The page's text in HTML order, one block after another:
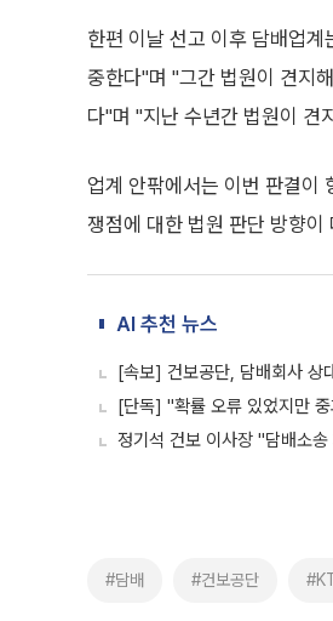
한편 이날 선고 이후 담배업
중한다"며 "그간 법원이 견지
다"며 "지난 수년간 법원이 견
업계 안팎에서는 이번 판결이
쟁점에 대한 법원 판단 방향
AI 추천 뉴스
[속보] 건보공단, 담배회사
[단독] "확률 오류 있었지만
정기석 건보 이사장 "담배소
#담배 #건보공단